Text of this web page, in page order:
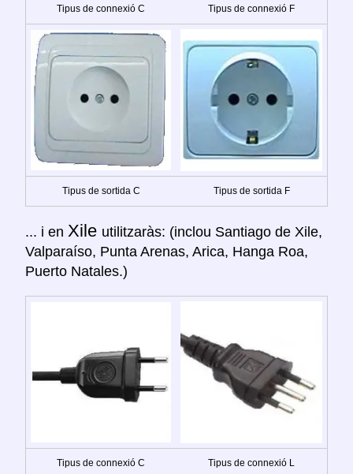
Tipus de connexió C Tipus de connexió F
Tipus de sortida C Tipus de sortida F
... i en Xile utilitzaràs: (inclou Santiago de Xile,
Valparaíso, Punta Arenas, Arica, Hanga Roa,
Puerto Natales.)
Tipus de connexió C Tipus de connexió L